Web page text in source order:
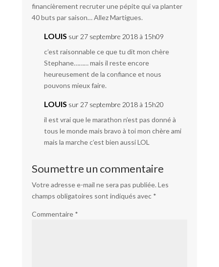
financièrement recruter une pépite qui va planter
40 buts par saison… Allez Martigues.
LOUIS sur 27 septembre 2018 à 15h09
c’est raisonnable ce que tu dit mon chère
Stephane……… mais il reste encore
heureusement de la confiance et nous
pouvons mieux faire.
LOUIS sur 27 septembre 2018 à 15h20
il est vrai que le marathon n’est pas donné à
tous le monde mais bravo à toi mon chère ami
mais la marche c’est bien aussi LOL
Soumettre un commentaire
Votre adresse e-mail ne sera pas publiée. Les
champs obligatoires sont indiqués avec *
Commentaire *